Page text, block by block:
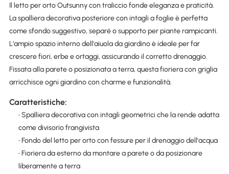
Il letto per orto Outsunny con traliccio fonde eleganza e praticità.
La spalliera decorativa posteriore con intagli a foglie è perfetta
come sfondo suggestivo, separé o supporto per piante rampicanti.
L'ampio spazio interno dell'aiuola da giardino è ideale per far
crescere fiori, erbe e ortaggi, assicurando il corretto drenaggio.
Fissata alla parete o posizionata a terra, questa fioriera con griglia
arricchisce ogni giardino con charme e funzionalità.
Caratteristiche:
• Spalliera decorativa con intagli geometrici che la rende adatta
come divisorio frangivista
• Fondo del letto per orto con fessure per il drenaggio dell'acqua
• Fioriera da esterno da montare a parete o da posizionare
liberamente a terra